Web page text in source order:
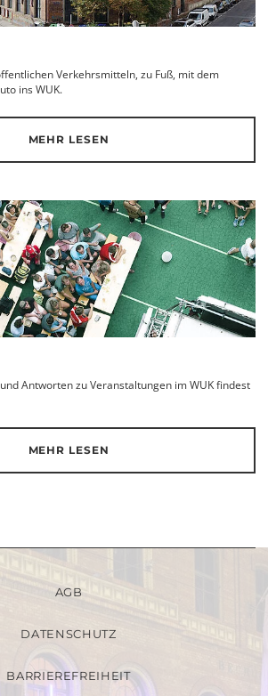
Verkehrsmitteln, zu Fuß, mit dem
ins WUK.
MEHR LESEN
Antworten zu Veranstaltungen im WUK findest
MEHR LESEN
AGB
DATENSCHUTZ
BARRIEREFREIHEIT